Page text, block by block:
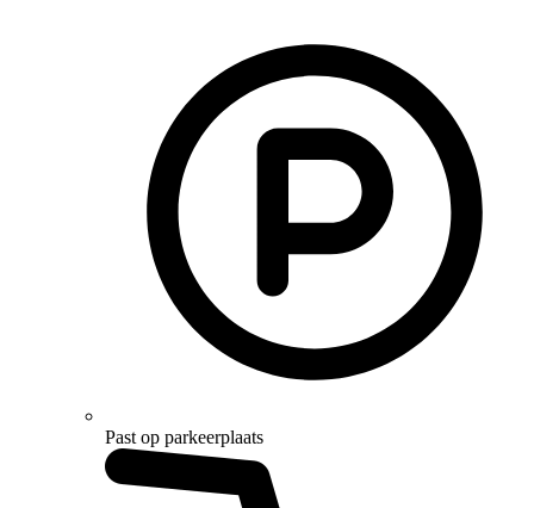
Past op parkeerplaats